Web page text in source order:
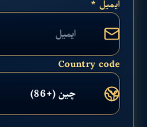
ایمیل *
Country code